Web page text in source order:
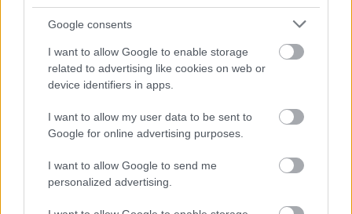
Google consents
I want to allow Google to enable storage
related to advertising like cookies on web or
device identifiers in apps.
I want to allow my user data to be sent to
Google for online advertising purposes.
I want to allow Google to send me
personalized advertising.
WhatsappRedditShare
Email
ELŐZŐ POSZT
sportlövő: